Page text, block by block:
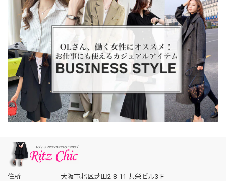
住所
大阪市北区芝田2-8-11 共栄ビル3Ｆ